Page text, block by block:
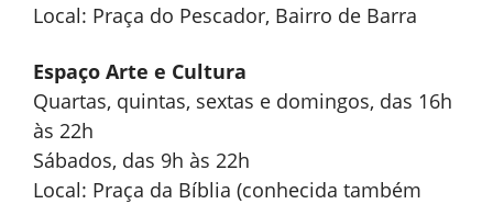
Local: Praça do Pescador, Bairro de Barra
Espaço Arte e Cultura
Quartas, quintas, sextas e domingos, das 16h
às 22h
Sábados, das 9h às 22h
Local: Praça da Bíblia (conhecida também